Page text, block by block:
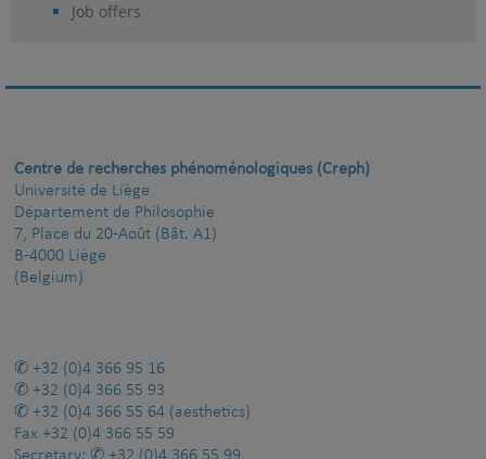
Job offers
Centre de recherches phénoménologiques (Creph)
Université de Liège
Département de Philosophie
7, Place du 20-Août (Bât. A1)
B-4000 Liège
(Belgium)
+32 (0)4 366 95 16
+32 (0)4 366 55 93
+32 (0)4 366 55 64 (aesthetics)
Fax +32 (0)4 366 55 59